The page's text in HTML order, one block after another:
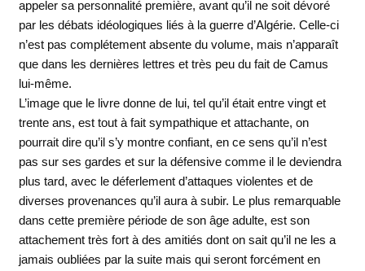
appeler sa personnalité première, avant qu’il ne soit dévoré
par les débats idéologiques liés à la guerre d’Algérie. Celle-ci
n’est pas complétement absente du volume, mais n’apparaît
que dans les dernières lettres et très peu du fait de Camus
lui-même.
L’image que le livre donne de lui, tel qu’il était entre vingt et
trente ans, est tout à fait sympathique et attachante, on
pourrait dire qu’il s’y montre confiant, en ce sens qu’il n’est
pas sur ses gardes et sur la défensive comme il le deviendra
plus tard, avec le déferlement d’attaques violentes et de
diverses provenances qu’il aura à subir. Le plus remarquable
dans cette première période de son âge adulte, est son
attachement très fort à des amitiés dont on sait qu’il ne les a
jamais oubliées par la suite mais qui seront forcément en